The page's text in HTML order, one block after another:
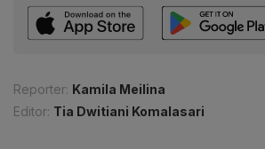
Reporter: Kamila Meilina
Editor: Tia Dwitiani Komalasari